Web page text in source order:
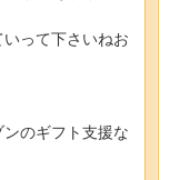
って下さいねお
のギフト支援な